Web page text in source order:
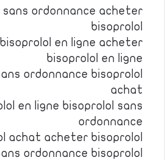
sans ordonnance acheter
bisoprolol
en ligne acheter
bisoprolol en ligne
ordonnance bisoprolol
achat
en ligne bisoprolol sans
ordonnance
achat acheter bisoprolol
ordonnance bisoprolol